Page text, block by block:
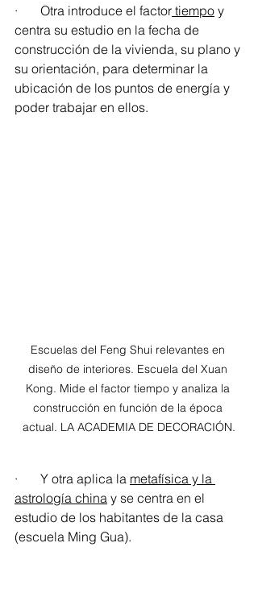
·       Otra introduce el factor tiempo y
centra su estudio en la fecha de
construcción de la vivienda, su plano y
su orientación, para determinar la
ubicación de los puntos de energía y
poder trabajar en ellos.
Escuelas del Feng Shui relevantes en
diseño de interiores. Escuela del Xuan
Kong. Mide el factor tiempo y analiza la
construcción en función de la época
actual. LA ACADEMIA DE DECORACIÓN.
·       Y otra aplica la metafísica y la
astrología china y se centra en el
estudio de los habitantes de la casa
(escuela Ming Gua).